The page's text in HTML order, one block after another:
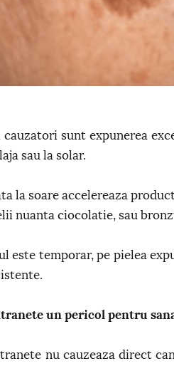
sunt expunerea
sau la solar.
la soare accelereaza
nuanta ciocolatie, sau
este temporar, pe pielea
un pericol pentru
nu cauzeaza direct